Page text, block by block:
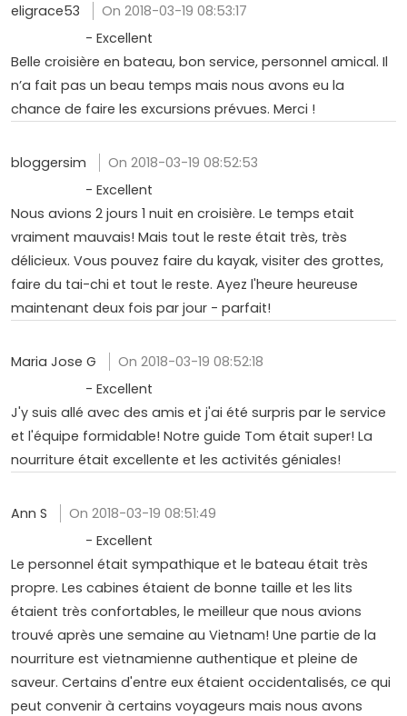
eligrace53
On 2018-03-19 08:53:17
- Excellent
Belle croisière en bateau, bon service, personnel amical. Il
n’a fait pas un beau temps mais nous avons eu la
chance de faire les excursions prévues. Merci !
bloggersim
On 2018-03-19 08:52:53
- Excellent
Nous avions 2 jours 1 nuit en croisière. Le temps etait
vraiment mauvais! Mais tout le reste était très, très
délicieux. Vous pouvez faire du kayak, visiter des grottes,
faire du tai-chi et tout le reste. Ayez l'heure heureuse
maintenant deux fois par jour - parfait!
Maria Jose G
On 2018-03-19 08:52:18
- Excellent
J'y suis allé avec des amis et j'ai été surpris par le service
et l'équipe formidable! Notre guide Tom était super! La
nourriture était excellente et les activités géniales!
Ann S
On 2018-03-19 08:51:49
- Excellent
Le personnel était sympathique et le bateau était très
propre. Les cabines étaient de bonne taille et les lits
étaient très confortables, le meilleur que nous avions
trouvé après une semaine au Vietnam! Une partie de la
nourriture est vietnamienne authentique et pleine de
saveur. Certains d'entre eux étaient occidentalisés, ce qui
peut convenir à certains voyageurs mais nous avons